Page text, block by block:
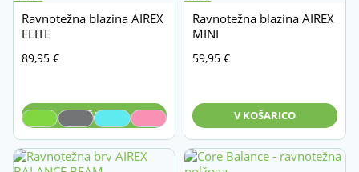
Ostalo
PAKETI / Akcije
Gymnic
Lastna proizvodnja Vita
Sportec
Theraband
Ravnotežna blazina AIREX
ELITE
89,95 €
V KOŠARICO
Ravnotežna blazina AIREX
MINI
59,95 €
V KOŠARICO